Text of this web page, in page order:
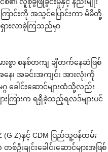
ာင်းကို အသွင်‌ပြောင်းကာ မိမိတို့
းလာခဲ့ကြသည်မှာ
စွာ စနစ်တကျ ချီတက်‌နေဆဲဖြစ်
၊ အခင်းအကျင်း အားလုံးကို
ေါင်း‌ဆောင်များထံသို့လည်း
းကြားက ရရှိခဲ့သည့်ရလဒ်များပင်
Z)နှင့် CDM ပြည်သူ့ဝန်ထမ်း
းချင်း‌ခေါင်း‌ဆောင်များအဖြစ်